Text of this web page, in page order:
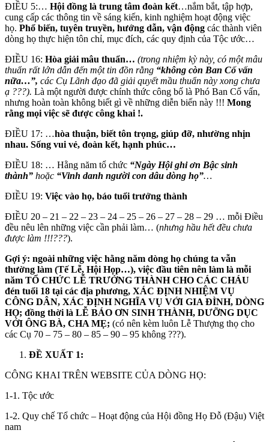
ĐIỀU 5:… Hội đồng là trung tâm đoàn kết…nắm bắt, tập hợp,
cung cấp các thông tin về sáng kiến, kinh nghiệm hoạt động việc
họ. Phổ biến, tuyên truyền, hướng dẫn, vận động các thành viên
dòng họ thực hiện tôn chỉ, mục đích, các quy định của Tộc ước…
ĐIỀU 16: Hòa giải mâu thuẩn… (trong nhiệm kỳ này, có một mâu
thuẩn rất lớn dẫn đến một tin đồn rằng “không còn Ban Cố vấn
nữa…”, các Cụ Lãnh đạo đã giải quyết mầu thuẩn này xong chưa
ạ ???). Là một người được chính thức công bố là Phó Ban Cố vấn,
nhưng hoàn toàn không biết gì về những diễn biến này !!! Mong
rằng mọi việc sẽ được công khai !.
ĐIỀU 17: …hòa thuận, biết tôn trọng, giúp đỡ, nhường nhịn
nhau. Sống vui vẻ, đoàn kết, hạnh phúc…
ĐIỀU 18: … Hằng năm tổ chức “Ngày Hội ghi ơn Bậc sinh
thành” hoặc “Vinh danh người con dâu dòng họ”…
ĐIỀU 19: Việc vào họ, báo tuổi trưởng thành
ĐIỀU 20 – 21 – 22 – 23 – 24 – 25 – 26 – 27 – 28 – 29 … mỗi Điều
đều nêu lên những việc cần phải làm… (nhưng hầu hết đều chưa
được làm !!!???).
Gợi ý: ngoài những việc hằng năm dòng họ chúng ta vẫn
thường làm (Tế Lễ, Hội Họp…), việc đầu tiên nên làm là mỗi
năm TỔ CHỨC LỄ TRƯỞNG THÀNH CHO CÁC CHÁU
đén tuổi 18 tại các địa phương, XÁC ĐỊNH NHIỆM VỤ
CÔNG DÂN, XÁC ĐỊNH NGHĨA VỤ VỚI GIA ĐÌNH, DÒNG
HỌ; đồng thời là LỄ BÁO ƠN SINH THÀNH, DƯỠNG DỤC
VỚI ÔNG BÀ, CHA MẸ; (có nên kèm luôn Lễ Thượng thọ cho
các Cụ 70 – 75 – 80 – 85 – 90 – 95 không ???).
ĐỀ XUẤT 1:
CÔNG KHAI TRÊN WEBSITE CỦA DÒNG HỌ:
1-1. Tộc ước
1-2. Quy chế Tổ chức – Hoạt động của Hội đồng Họ Đỗ (Đậu) Việt
nam